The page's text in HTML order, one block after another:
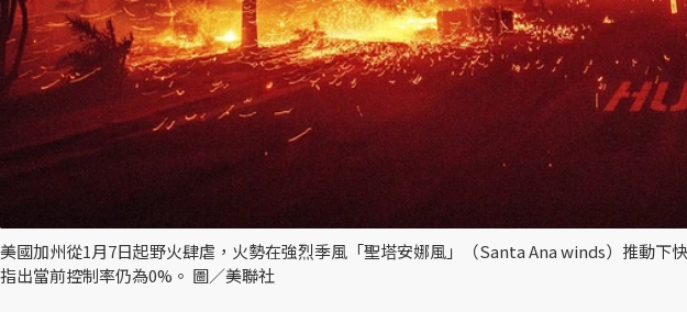
美國加州從1月7日起野火肆虐，火勢在強烈季風「聖塔安娜風」（Santa Ana winds）推動下
指出當前控制率仍為0%。 圖／美聯社